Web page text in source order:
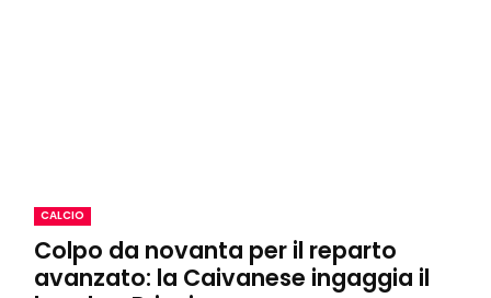
CALCIO
Colpo da novanta per il reparto
avanzato: la Caivanese ingaggia il